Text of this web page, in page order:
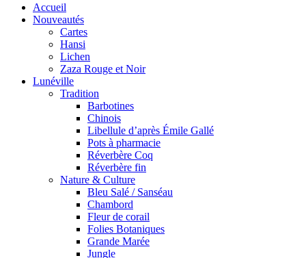
Accueil
Nouveautés
Cartes
Hansi
Lichen
Zaza Rouge et Noir
Lunéville
Tradition
Barbotines
Chinois
Libellule d’après Émile Gallé
Pots à pharmacie
Réverbère Coq
Réverbère fin
Nature & Culture
Bleu Salé / Sanséau
Chambord
Fleur de corail
Folies Botaniques
Grande Marée
Jungle